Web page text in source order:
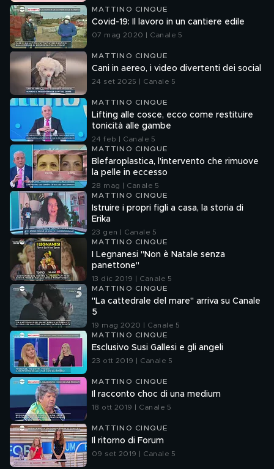
MATTINO CINQUE
Covid-19: Il lavoro in un cantiere edile
07 mag 2020 | Canale 5
MATTINO CINQUE
Cani in aereo, i video divertenti dei social
24 set 2025 | Canale 5
MATTINO CINQUE
Lifting alle cosce, ecco come restituire
tonicità alle gambe
24 feb | Canale 5
MATTINO CINQUE
Blefaroplastica, l'intervento che rimuove
la pelle in eccesso
28 mag | Canale 5
MATTINO CINQUE
Istruire i propri figli a casa, la storia di
Erika
23 gen | Canale 5
MATTINO CINQUE
I Legnanesi "Non è Natale senza
panettone"
13 dic 2019 | Canale 5
MATTINO CINQUE
"La cattedrale del mare" arriva su Canale
5
19 mag 2020 | Canale 5
MATTINO CINQUE
Esclusivo Susi Gallesi e gli angeli
23 ott 2019 | Canale 5
MATTINO CINQUE
Il racconto choc di una medium
18 ott 2019 | Canale 5
MATTINO CINQUE
Il ritorno di Forum
09 set 2019 | Canale 5